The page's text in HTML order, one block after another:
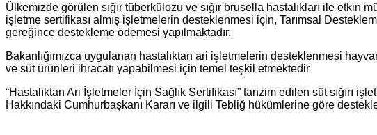
Ülkemizde görülen sığır tüberkülozu ve sığır brusella hastalıkları ile etkin
işletme sertifikası almış işletmelerin desteklenmesi için, Tarımsal
gereğince destekleme ödemesi yapılmaktadır.
Bakanlığımızca uygulanan hastalıktan ari işletmelerin desteklenmesi
ve süt ürünleri ihracatı yapabilmesi için temel teşkil etmektedir
“Hastalıktan Ari İşletmeler İçin Sağlık Sertifikası” tanzim edilen süt sığırı
Hakkındaki Cumhurbaşkanı Kararı ve ilgili Tebliğ hükümlerine göre